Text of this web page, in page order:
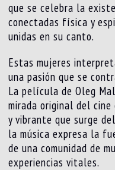
que se celebra la
conectadas física y
unidas en su canto.
Estas mujeres
una pasión que se
La película de Oleg
mirada original del
y vibrante que surge
la música expresa la
de una comunidad de
experiencias vitales.